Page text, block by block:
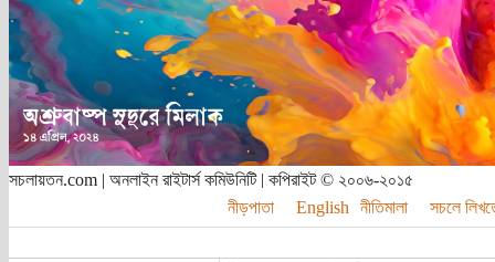
সচলায়তন.com | অনলাইন রাইটার্স কমিউনিটি | কপিরাইট © ২০০৬-২০১৫
নীড়পাতা
English নীতিমালা সচলে